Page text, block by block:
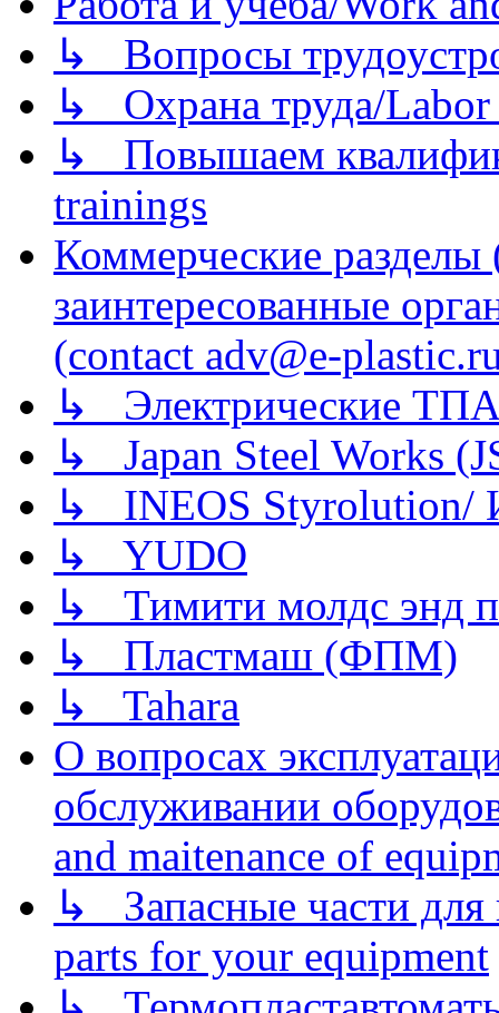
↳ Вопросы
↳ Охрана труда/Labor
↳ Повышаем
trainings
Коммерческие
заинтересованные
(contact adv@e-
↳ Электрические
↳ Japan Steel Works
↳ INEOS
↳ YUDO
↳ Тимити молдс энд
↳ Пластмаш (ФПМ)
↳ Tahara
О вопросах
обслуживании
and maitenance of
↳ Запасные части для
parts for your equipment